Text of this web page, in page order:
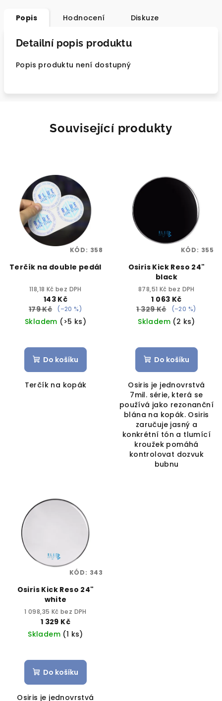
Popis Hodnocení Diskuze
Detailní popis produktu
Popis produktu není dostupný
Související produkty
Terčík na double pedál
118,18 Kč bez DPH
143 Kč
179 Kč
(–20 %)
Skladem (>5 ks)
Do košíku
Terčík na kopák
KÓD: 358
Osiris Kick Reso 24"
black
878,51 Kč bez DPH
1 063 Kč
1 329 Kč
(–20 %)
Skladem (2 ks)
Do košíku
Osiris je jednovrstvá
7mil. série, která se
používá jako rezonanční
blána na kopák. Osiris
zaručuje jasný a
konkrétní tón a tlumící
kroužek pomáhá
kontrolovat dozvuk
bubnu
KÓD: 355
Osiris Kick Reso 24"
white
1 098,35 Kč bez DPH
1 329 Kč
Skladem (1 ks)
Do košíku
Osiris je jednovrstvá
KÓD: 343